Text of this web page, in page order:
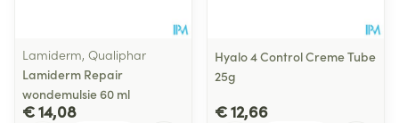
Lamiderm, Qualiphar
Lamiderm Repair
wondemulsie 60 ml
€ 14,08
Hyalo 4 Control Creme Tube
25g
€ 12,66